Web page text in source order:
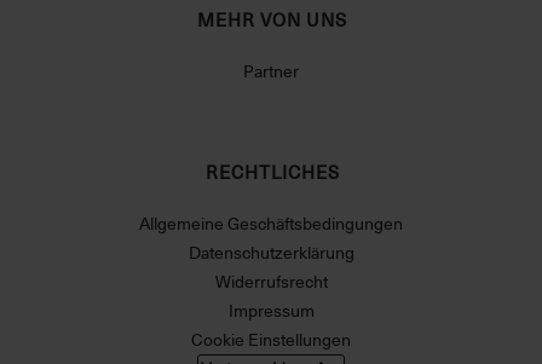
MEHR VON UNS
Partner
RECHTLICHES
Allgemeine Geschäftsbedingungen
Datenschutzerklärung
Widerrufsrecht
Impressum
Cookie Einstellungen